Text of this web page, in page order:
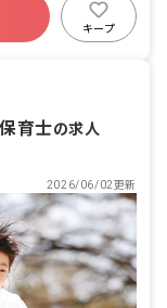
休育休制度
キープ
保育士の求人
2026/06/02更新